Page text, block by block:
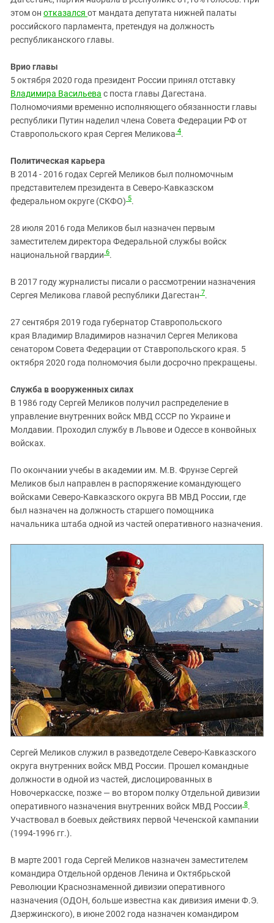
этом он отказался от мандата депутата нижней палаты
российского парламента, претендуя на должность
республиканского главы.
Врио главы
5 октября 2020 года президент России принял отставку
Владимира Васильева с поста главы Дагестана.
Полномочиями временно исполняющего обязанности главы
республики Путин наделил члена Совета Федерации РФ от
Ставропольского края Сергея Меликова 4.
Политическая карьера
В 2014 - 2016 годах Сергей Меликов был полномочным
представителем президента в Северо-Кавказском
федеральном округе (СКФО) 5.
28 июля 2016 года Меликов был назначен первым
заместителем директора Федеральной службы войск
национальной гвардии 6.
В 2017 году журналисты писали о рассмотрении назначения
Сергея Меликова главой республики Дагестан 7.
27 сентября 2019 года губернатор Ставропольского
края Владимир Владимиров назначил Сергея Меликова
сенатором Совета Федерации от Ставропольского края. 5
октября 2020 года полномочия были досрочно прекращены.
Служба в вооруженных силах
В 1986 году Сергей Меликов получил распределение в
управление внутренних войск МВД СССР по Украине и
Молдавии. Проходил службу в Львове и Одессе в конвойных
войсках.
По окончании учебы в академии им. М.В. Фрунзе Сергей
Меликов был направлен в распоряжение командующего
войсками Северо-Кавказского округа ВВ МВД России, где
был назначен на должность старшего помощника
начальника штаба одной из частей оперативного назначения.
Сергей Меликов служил в разведотделе Северо-Кавказского
округа внутренних войск МВД России. Прошел командные
должности в одной из частей, дислоцированных в
Новочеркасске, позже — во втором полку Отдельной дивизии
оперативного назначения внутренних войск МВД России 8.
Участвовал в боевых действиях первой Чеченской кампании
(1994-1996 гг.).
В марте 2001 года Сергей Меликов назначен заместителем
командира Отдельной орденов Ленина и Октябрьской
Революции Краснознаменной дивизии оперативного
назначения (ОДОН, больше известна как дивизия имени Ф.Э.
Дзержинского), в июне 2002 года назначен командиром